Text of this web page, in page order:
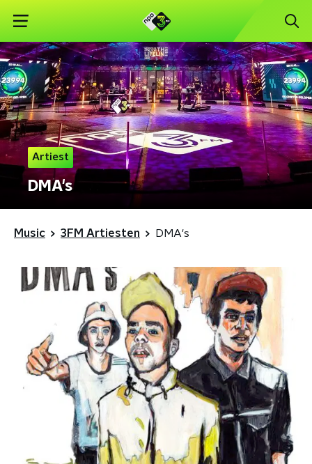
Artiest
DMA's
Music 3FM Artiesten DMA's